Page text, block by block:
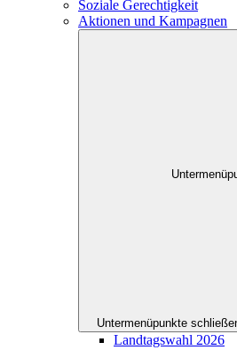
Soziale Gerechtigkeit
Aktionen und Kampagnen
Untermenüpunkte
Landtagswahl 2026